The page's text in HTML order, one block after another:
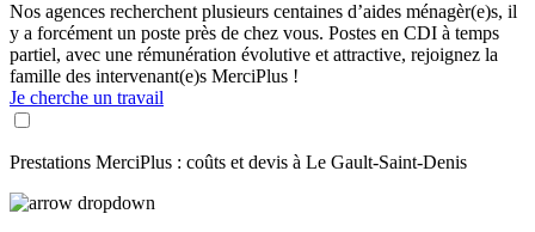
Nos agences recherchent plusieurs centaines d’aides ménagèr(e)s, il
y a forcément un poste près de chez vous. Postes en CDI à temps
partiel, avec une rémunération évolutive et attractive, rejoignez la
famille des intervenant(e)s MerciPlus !
Je cherche un travail
Prestations MerciPlus : coûts et devis à Le Gault-Saint-Denis